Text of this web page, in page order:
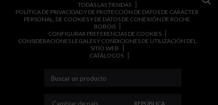
TODAS LAS TIENDAS
POLÍTICA DE PRIVACIDAD Y DE PROTECCIÓN DE DATOS DE CARÁCTER
PERSONAL, DE COOKIES Y DE DATOS DE CONEXIÓN DE ROCHE
BOBOIS
CONFIGURAR PREFERENCIAS DE COOKIES
CONSIDERACIONES LEGALES Y CONDICIONES DE UTILIZACIÓN DEL
SITIO WEB
CATÁLOGOS
Cambiar de país CAMBIAR DE PAÍS
REPÚBLICA